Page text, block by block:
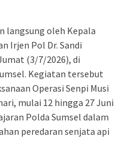
langsung oleh Kepala
Irjen Pol Dr. Sandi
(3/7/2026), di
Kegiatan tersebut
Operasi Senpi Musi
mulai 12 hingga 27 Juni
Polda Sumsel dalam
peredaran senjata api